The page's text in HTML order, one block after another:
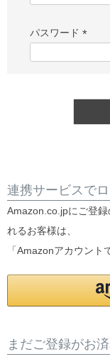
パスワード
(必
連携サービスで
Amazon.co.jpにご登
れるお客様は、
「Amazonアカウント
まだご登録がお